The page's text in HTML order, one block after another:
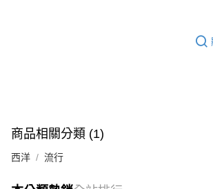
商品相關分類 (1)
西洋 流行